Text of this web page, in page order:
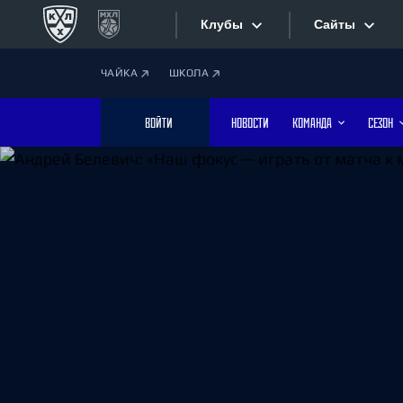
Клубы
Дивизион Боброва
Лада
Сайты
ЧАЙКА ШКОЛА
ВОЙТИ НОВОСТИ КОМАНДА СЕЗОН